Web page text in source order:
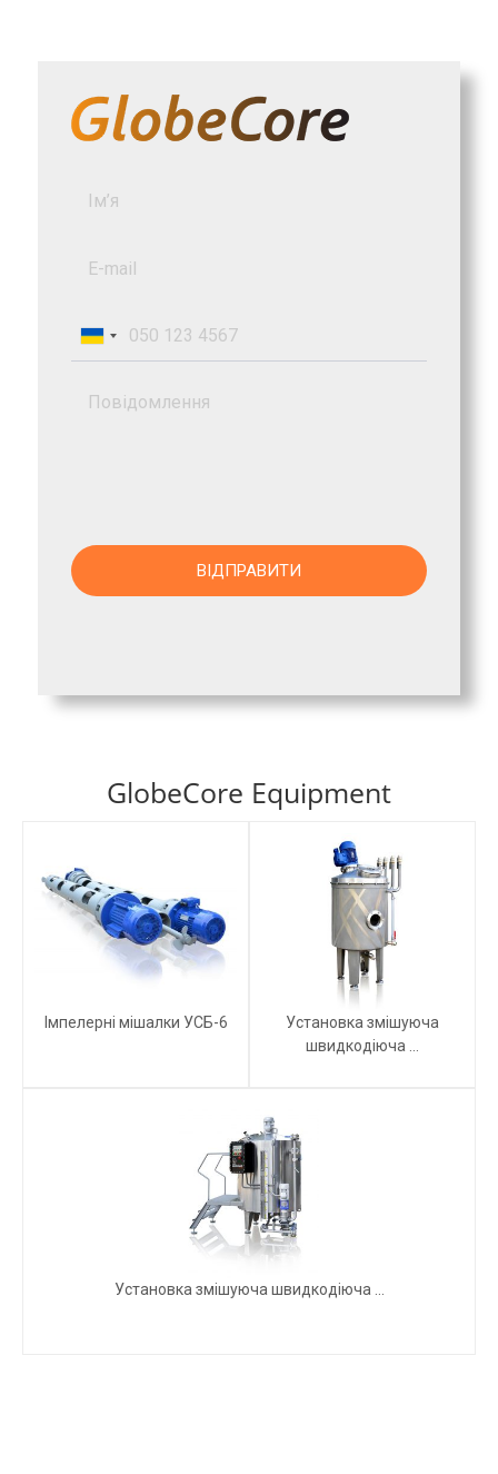
GlobeCore Equipment
Імпелерні мішалки УСБ-6
Установка змішуюча
швидкодіюча ...
Установка змішуюча швидкодіюча ...